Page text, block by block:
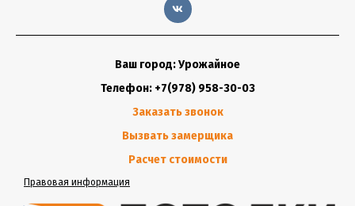
Ваш город: Урожайное
Телефон: +7(978) 958-30-03
Заказать звонок
Вызвать замерщика
Расчет стоимости
Правовая информация